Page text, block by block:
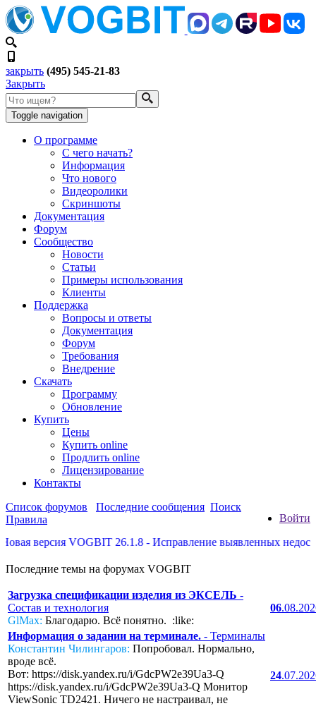
закрыть (495) 545-21-83
Закрыть
Toggle navigation
О программе
С чего начать?
Информация
Что нового
Видеоролики
Скриншоты
Документация
Форум
Сообщество
Новости
Статьи
Примеры использования
Клиенты
Поддержка
Вопросы и ответы
Документация
Форум
Требования
Внедрение
Скачать
Программу
Обновление
Купить
Цены
Купить online
Продлить online
Лицензирование
Контакты
Войти
Список форумов Последние сообщения Поиск
Правила
VOGBIT 26.1.8 - Исправление выявленных
Последние темы на форумах VOGBIT
Загрузка спецификации изделия из ЭКСЕЛЬ -
Состав и технология
GlMax: Благодарю. Всё понятно. :like:
06
Информация о задании на терминале. - Терминалы
Константин Чилингаров: Попробовал. Нормально,
вроде всё.
Вот: https://disk.yandex.ru/i/GdcPW2e39Ua3-Q
https://disk.yandex.ru/i/GdcPW2e39Ua3-Q Монитор
ViewSonic TD2421. Ничего не настраивал, не
24